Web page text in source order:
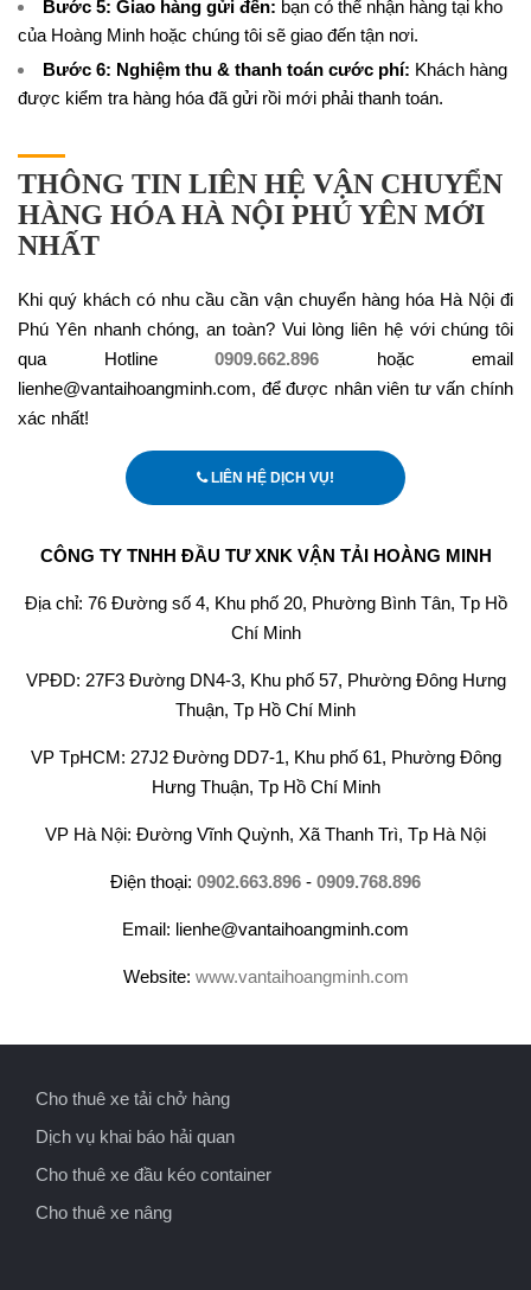
Bước 5: Giao hàng gửi đến: bạn có thể nhận hàng tại kho
của Hoàng Minh hoặc chúng tôi sẽ giao đến tận nơi.
Bước 6: Nghiệm thu & thanh toán cước phí: Khách hàng
được kiểm tra hàng hóa đã gửi rồi mới phải thanh toán.
THÔNG TIN LIÊN HỆ VẬN CHUYỂN
HÀNG HÓA HÀ NỘI PHÚ YÊN MỚI
NHẤT
Khi quý khách có nhu cầu cần vận chuyển hàng hóa Hà Nội đi
Phú Yên nhanh chóng, an toàn? Vui lòng liên hệ với chúng tôi
qua Hotline 0909.662.896 hoặc email
lienhe@vantaihoangminh.com, để được nhân viên tư vấn chính
xác nhất!
LIÊN HỆ DỊCH VỤ!
CÔNG TY TNHH ĐẦU TƯ XNK VẬN TẢI HOÀNG MINH
Địa chỉ: 76 Đường số 4, Khu phố 20, Phường Bình Tân, Tp Hồ
Chí Minh
VPĐD: 27F3 Đường DN4-3, Khu phố 57, Phường Đông Hưng
Thuận, Tp Hồ Chí Minh
VP TpHCM: 27J2 Đường DD7-1, Khu phố 61, Phường Đông
Hưng Thuận, Tp Hồ Chí Minh
VP Hà Nội: Đường Vĩnh Quỳnh, Xã Thanh Trì, Tp Hà Nội
Điện thoại: 0902.663.896 - 0909.768.896
Email: lienhe@vantaihoangminh.com
Website: www.vantaihoangminh.com
Cho thuê xe tải chở hàng
Dịch vụ khai báo hải quan
Cho thuê xe đầu kéo container
Cho thuê xe nâng